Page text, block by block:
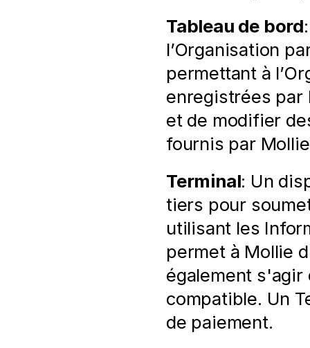
Tableau de bord
l’Organisation
permettant à
enregistrées par
et de modifier
fournis par
Terminal: Un
tiers pour
utilisant les
permet à Mollie
également
compatible. Un
de paiement.